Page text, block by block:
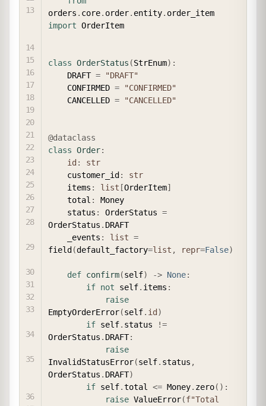
orders . core. order. entity.
import OrderItem
class OrderStatus (StrEnum) :
    DRAFT
=
"DRAFT"
    CONFIRMED
=
"CONFIRMED"
    CANCELLED
= "CANCELLED"
@dataclass
class Order:
id :
str
    customer_id
:
str
    items
: list [OrderItem]
    total
:
Money
    status
: OrderStatus =
OrderStatus . DRAFT
    _events
: list =
field (default_factory=list , repr=False)
def confirm(self) -> None:
if not self. items :
raise
EmptyOrderError(self. id )
if self. status
!=
OrderStatus . DRAFT:
raise
InvalidStatusError(self. status ,
OrderStatus . DRAFT)
if self.total <= Money. zero( ) :
raise ValueError(f"Total